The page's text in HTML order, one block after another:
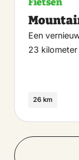
Een
23
26 km